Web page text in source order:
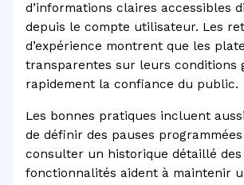
d’informations claires accessibles
depuis le compte utilisateur. Les
d’expérience montrent que les
transparentes sur leurs conditions
rapidement la confiance du public.
Les bonnes pratiques incluent
de définir des pauses
consulter un historique détaillé des
fonctionnalités aident à maintenir